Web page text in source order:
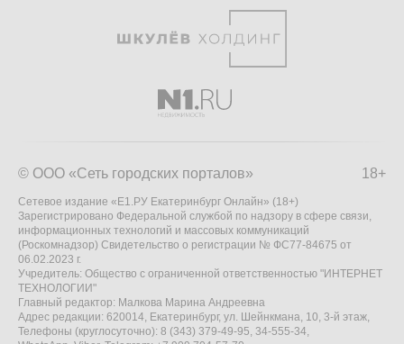
18+
© ООО «Сеть городских порталов»
Сетевое издание «Е1.РУ Екатеринбург Онлайн» (18+)
Зарегистрировано Федеральной службой по надзору в сфере связи,
информационных технологий и массовых коммуникаций
(Роскомнадзор) Свидетельство о регистрации № ФС77-84675 от
06.02.2023 г.
Учредитель: Общество с ограниченной ответственностью "ИНТЕРНЕТ
ТЕХНОЛОГИИ"
Главный редактор: Малкова Марина Андреевна
Адрес редакции: 620014, Екатеринбург, ул. Шейнкмана, 10, 3-й этаж,
Телефоны (круглосуточно): 8 (343) 379-49-95, 34-555-34,